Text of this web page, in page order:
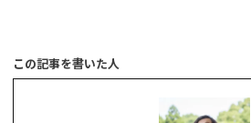
この記事を書いた人